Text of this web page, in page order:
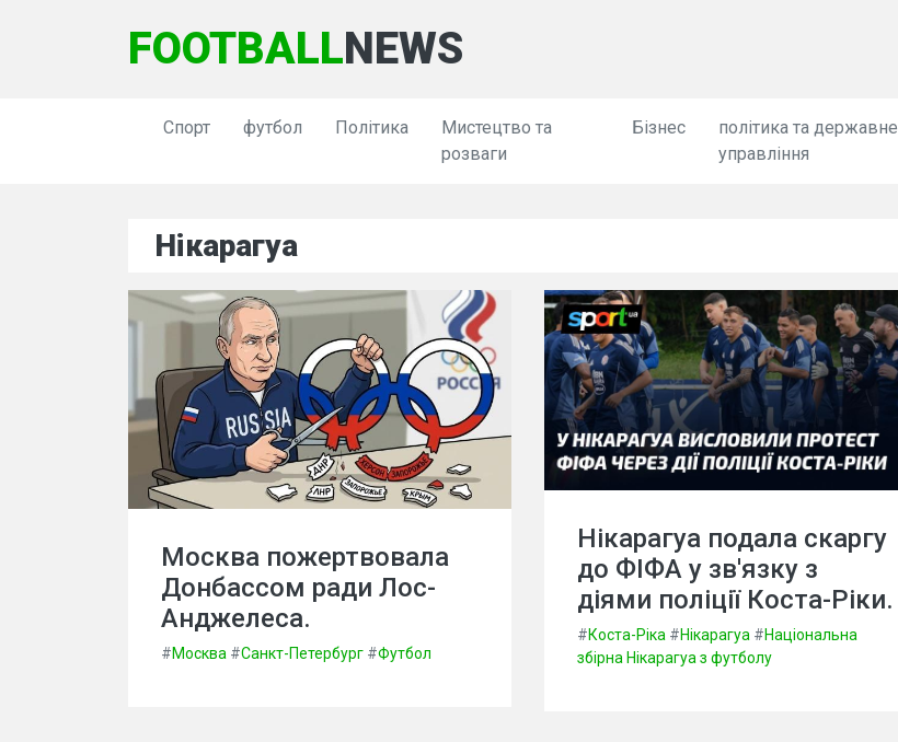
FOOTBALLNEWS
Спорт футбол Політика
Мистецтво та
розваги
Бізнес
політика та державне
управління
Нікарагуа
Москва пожертвовала
Донбассом ради Лос-
Анджелеса.
#Москва #Санкт-Петербург #Футбол
Нікарагуа подала скаргу
до ФІФА у зв'язку з
діями поліції Коста-Ріки.
#Коста-Ріка #Нікарагуа #Національна
збірна Нікарагуа з футболу